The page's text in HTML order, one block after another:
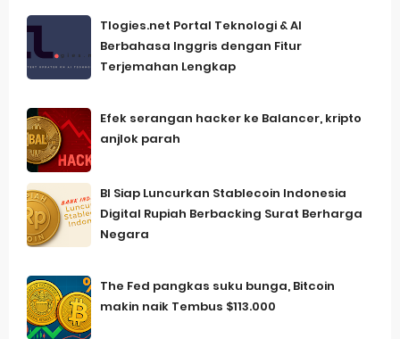
Tlogies.net Portal Teknologi & AI
Berbahasa Inggris dengan Fitur
Terjemahan Lengkap
Efek serangan hacker ke Balancer, kripto
anjlok parah
BI Siap Luncurkan Stablecoin Indonesia
Digital Rupiah Berbacking Surat Berharga
Negara
The Fed pangkas suku bunga, Bitcoin
makin naik Tembus $113.000